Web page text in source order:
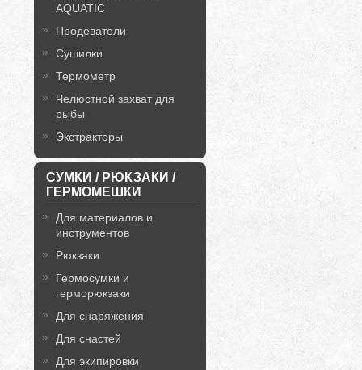
AQUATIC
Продеватели
Сушилки
Термометр
Челюстной захват для
рыбы
Экстракторы
СУМКИ / РЮКЗАКИ /
ГЕРМОМЕШКИ
Для материалов и
инструментов
Рюкзаки
Гермосумки и
герморюкзаки
Для снаряжения
Для снастей
Для экипировки